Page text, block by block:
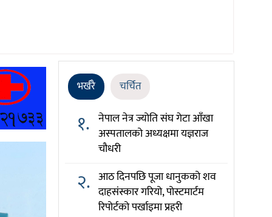
भर्खरै चर्चित
१. नेपाल नेत्र ज्योति संघ गेटा आँखा
अस्पतालको अध्यक्षमा यज्ञराज
चौधरी
२. आठ दिनपछि पूजा धानुकको शव
दाहसंस्कार गरियो, पोस्टमार्टम
रिपोर्टको पर्खाइमा प्रहरी